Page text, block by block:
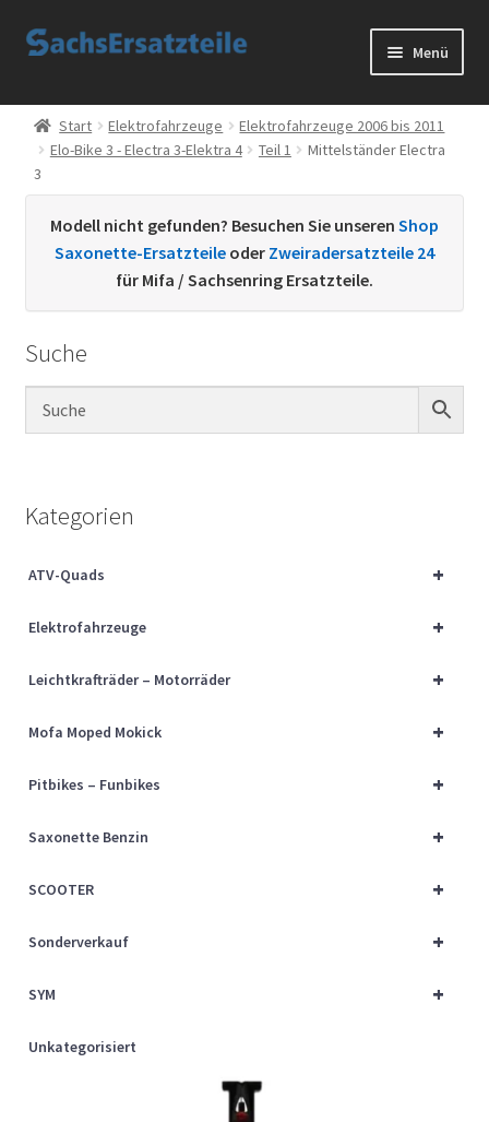
Zur
Zum
Menü
Start
AGB
Datenschutzerklärung
Sachs Ersatzteile
Über uns
Vertrag widerrufen
Widerrufsbelehrung
Cart
Checkout
Start Elektrofahrzeuge
Elektrofahrzeuge 2006 bis 2011
Elo-Bike 3 - Electra 3-Elektra 4
Teil 1
Mittelständer Electra
3
Modell nicht gefunden? Besuchen Sie unseren Shop
Saxonette-Ersatzteile oder Zweiradersatzteile 24
für Mifa / Sachsenring Ersatzteile.
Suche
Kategorien
+
ATV-Quads
+
Elektrofahrzeuge
+
Leichtkrafträder – Motorräder
+
Mofa Moped Mokick
+
Pitbikes – Funbikes
+
Saxonette Benzin
+
SCOOTER
+
Sonderverkauf
+
SYM
Unkategorisiert